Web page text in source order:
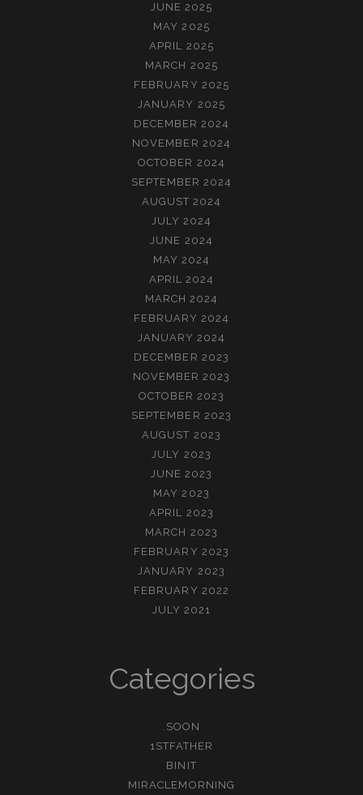
JUNE 2025
MAY 2025
APRIL 2025
MARCH 2025
FEBRUARY 2025
JANUARY 2025
DECEMBER 2024
NOVEMBER 2024
OCTOBER 2024
SEPTEMBER 2024
AUGUST 2024
JULY 2024
JUNE 2024
MAY 2024
APRIL 2024
MARCH 2024
FEBRUARY 2024
JANUARY 2024
DECEMBER 2023
NOVEMBER 2023
OCTOBER 2023
SEPTEMBER 2023
AUGUST 2023
JULY 2023
JUNE 2023
MAY 2023
APRIL 2023
MARCH 2023
FEBRUARY 2023
JANUARY 2023
FEBRUARY 2022
JULY 2021
Categories
.SOON
1STFATHER
BINIT
MIRACLEMORNING